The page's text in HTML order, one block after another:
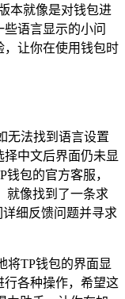
本就像是对钱包进
语言显示的小问
，让你在使用钱包时
无法找到语言设置
中文后界面仍未显
包的官方客服，
就像找到了一条求
细反馈问题并寻求
将TP钱包的界面显
行各种操作，希望这